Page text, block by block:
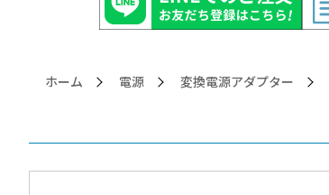
ホーム 電源 変換電源アダプター